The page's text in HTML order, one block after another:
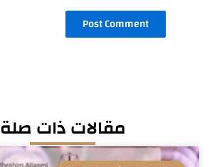
مقالات ذات صلة